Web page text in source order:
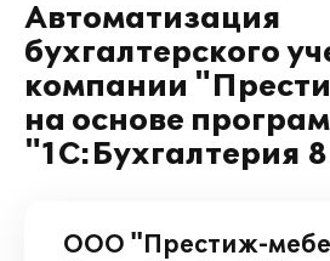
Автоматизация
бухгалтерского
компании
на основе
"1С:Бухгалтерия
ООО "Престиж-